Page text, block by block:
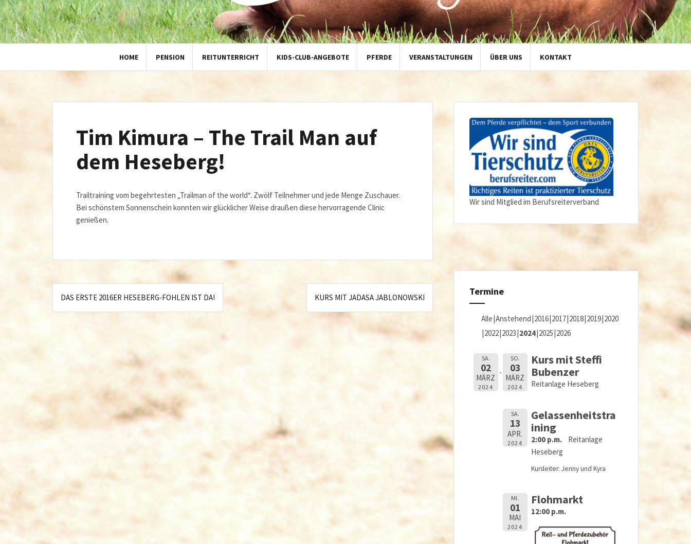
HOME PENSION REITUNTERRICHT KIDS-CLUB-ANGEBOTE PFERDE VERANSTALTUNGEN ÜBER UNS KONTAKT
Tim Kimura – The Trail Man auf
dem Heseberg!
Trailtraining vom begehrtesten „Trailman of the world“. Zwölf Teilnehmer und jede Menge Zuschauer.
Bei schönstem Sonnenschein konnten wir glücklicher Weise draußen diese hervorragende Clinic
genießen.
Beitragsnavigation
DAS ERSTE 2016ER HESEBERG-FOHLEN IST DA! KURS MIT JADASA JABLONOWSKI
Wir sind Mitglied im Berufsreiterverband
Termine
Alle Anstehend 2016 2017 2018 2019 2020
2022 2023 2024 2025 2026
SA.
02
MÄRZ
2024
SO.
03
MÄRZ
2024
Kurs mit Steffi
Bubenzer
Reitanlage Heseberg
SA.
13
APR.
2024
Gelassenheitstra
ining
2:00 p.m.
Reitanlage
Heseberg
Kursleiter: Jenny und Kyra
MI.
01
MAI
2024
Flohmarkt
12:00 p.m.